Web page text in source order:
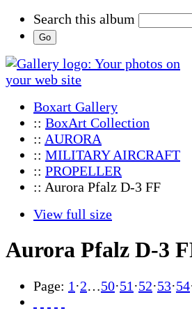
Search this album
Boxart Gallery
:: BoxArt Collection
:: AURORA
:: MILITARY AIRCRAFT
:: PROPELLER
:: Aurora Pfalz D-3 FF
View full size
Aurora Pfalz D-3
Page: 1 ·2…50·51 ·52·53·54